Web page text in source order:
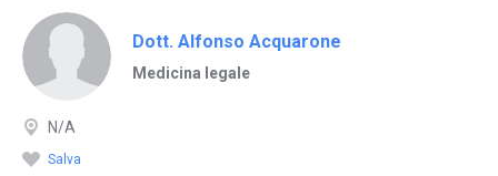
Dott. Alfonso Acquarone
Medicina legale
N/A
Salva